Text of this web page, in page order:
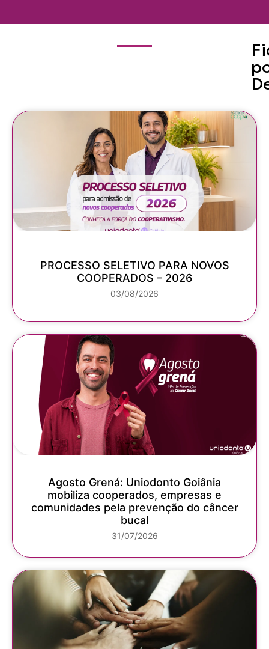
PROCESSO SELETIVO PARA NOVOS
COOPERADOS – 2026
03/08/2026
Agosto Grená: Uniodonto Goiânia
mobiliza cooperados, empresas e
comunidades pela prevenção do câncer
bucal
31/07/2026